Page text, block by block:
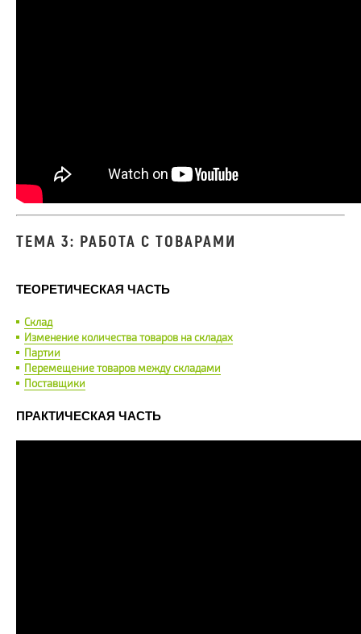
ТЕМА 3: РАБОТА С ТОВАРАМИ
ТЕОРЕТИЧЕСКАЯ ЧАСТЬ
Склад
Изменение количества товаров на складах
Партии
Перемещение товаров между складами
Поставщики
ПРАКТИЧЕСКАЯ ЧАСТЬ